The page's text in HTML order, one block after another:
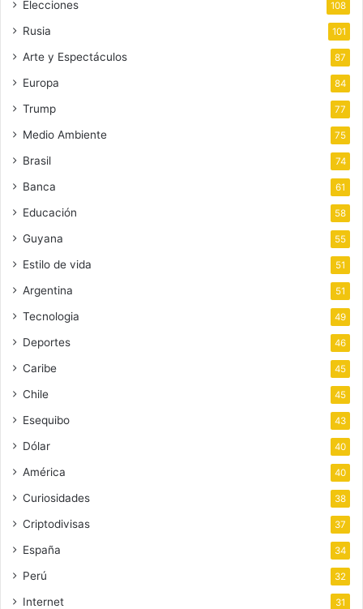
Elecciones 108
Rusia 101
Arte y Espectáculos 87
Europa 84
Trump 77
Medio Ambiente 75
Brasil 74
Banca 61
Educación 58
Guyana 55
Estilo de vida 51
Argentina 51
Tecnologia 49
Deportes 46
Caribe 45
Chile 45
Esequibo 43
Dólar 40
América 40
Curiosidades 38
Criptodivisas 37
España 34
Perú 32
Internet 31